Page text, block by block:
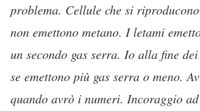
problema. Cellule che si
non emettono metano. I letami
un secondo gas serra. Io alla fine
se emettono più gas serra o meno.
quando avrò i numeri. Incoraggio